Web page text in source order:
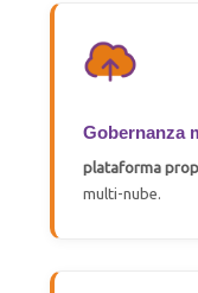
Gobernanza
plataforma
multi-nube.